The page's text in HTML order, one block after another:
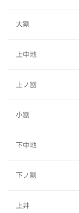
大割
上中地
上ノ割
小割
下中地
下ノ割
上井